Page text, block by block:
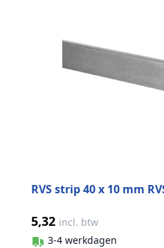
RVS strip 40 x 10 mm
5,32 incl. btw
3-4 werkdagen